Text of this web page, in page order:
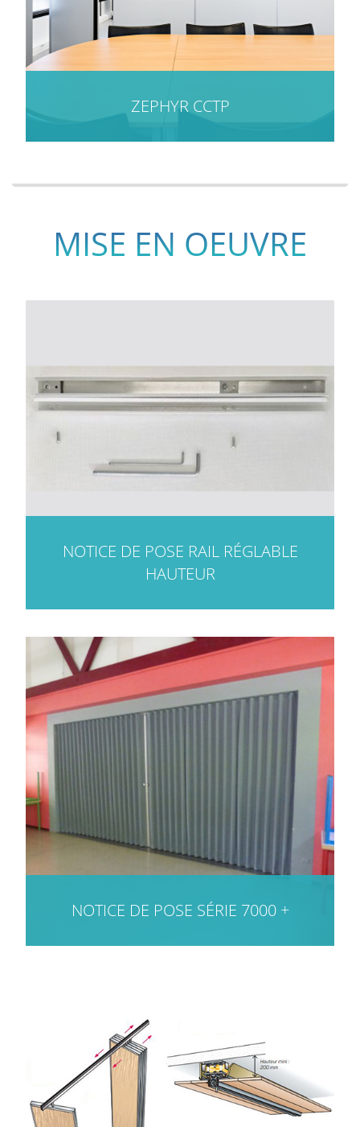
ZEPHYR CCTP
MISE EN OEUVRE
NOTICE DE POSE RAIL RÉGLABLE
HAUTEUR
NOTICE DE POSE SÉRIE 7000 +